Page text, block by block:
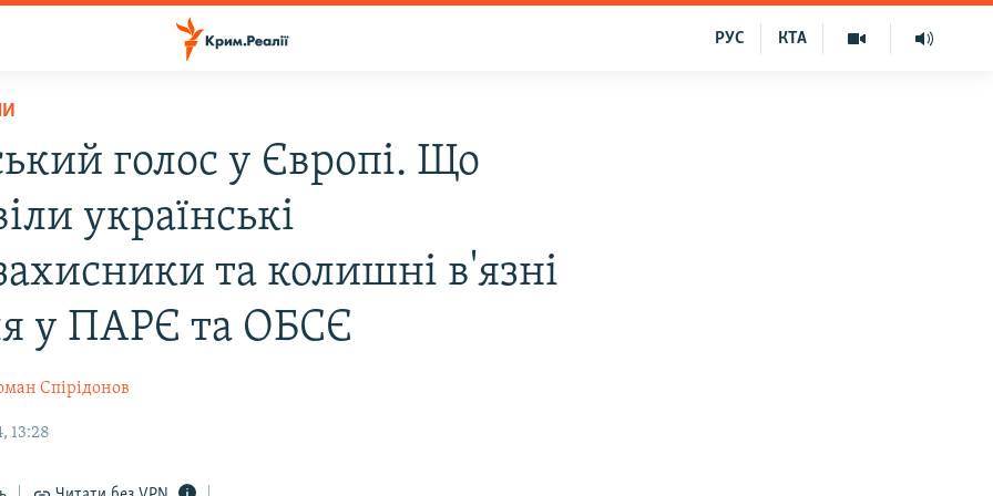
КТА
РУС
голос у Європі. Що
українські
та колишні в'язні
у ПАРЄ та ОБСЄ
Спірідонов
13:28